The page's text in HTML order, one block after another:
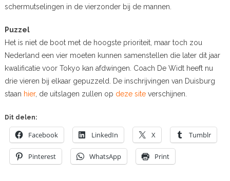
schermutselingen in de vierzonder bij de mannen.
Puzzel
Het is niet de boot met de hoogste prioriteit, maar toch zou
Nederland een vier moeten kunnen samenstellen die later dit jaar
kwalificatie voor Tokyo kan afdwingen. Coach De Widt heeft nu
drie vieren bij elkaar gepuzzeld. De inschrijvingen van Duisburg
staan hier, de uitslagen zullen op deze siteverschijnen.
Dit delen:
Facebook LinkedIn X Tumblr
Pinterest WhatsApp Print